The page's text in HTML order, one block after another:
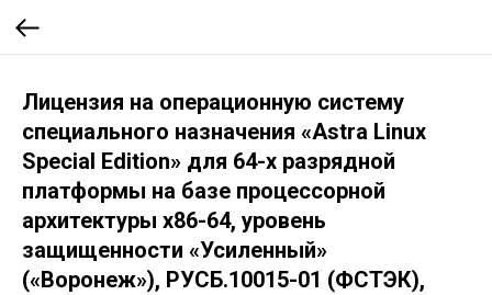
Лицензия на операционную систему
специального назначения «Astra Linux
Special Edition» для 64-х разрядной
платформы на базе процессорной
архитектуры х86-64, уровень
защищенности «Усиленный»
(«Воронеж»), РУСБ.10015-01 (ФСТЭК),